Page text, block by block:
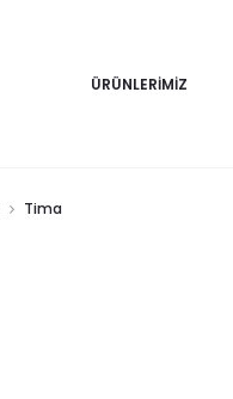
ÜRÜNLERIMIZ
Tima